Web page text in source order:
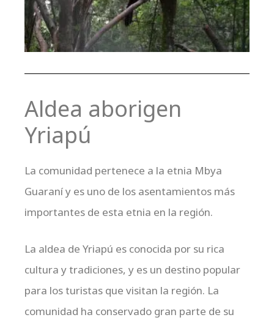
Aldea aborigen
Yriapú
La comunidad pertenece a la etnia Mbya
Guaraní y es uno de los asentamientos más
importantes de esta etnia en la región.
La aldea de Yriapú es conocida por su rica
cultura y tradiciones, y es un destino popular
para los turistas que visitan la región. La
comunidad ha conservado gran parte de su